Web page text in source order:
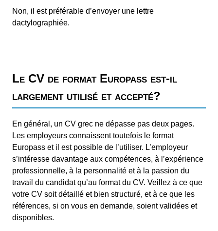
Non, il est préférable d’envoyer une lettre
dactylographiée.
Le CV de format Europass est-il
largement utilisé et accepté?
En général, un CV grec ne dépasse pas deux pages.
Les employeurs connaissent toutefois le format
Europass et il est possible de l’utiliser. L’employeur
s’intéresse davantage aux compétences, à l’expérience
professionnelle, à la personnalité et à la passion du
travail du candidat qu’au format du CV. Veillez à ce que
votre CV soit détaillé et bien structuré, et à ce que les
références, si on vous en demande, soient validées et
disponibles.